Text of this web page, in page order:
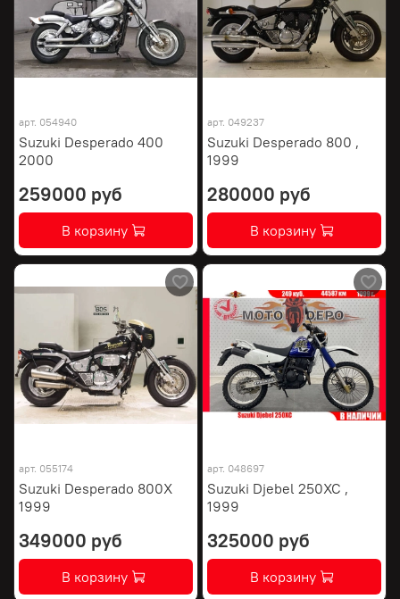
арт. 054940
Suzuki Desperado 400
2000
259000 руб
В корзину
арт. 049237
Suzuki Desperado 800 ,
1999
280000 руб
В корзину
арт. 055174
Suzuki Desperado 800X
1999
349000 руб
В корзину
арт. 048697
Suzuki Djebel 250XC ,
1999
325000 руб
В корзину